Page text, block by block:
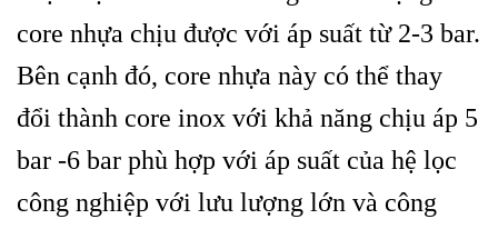
core nhựa chịu được với áp suất từ 2-3 bar.
Bên cạnh đó, core nhựa này có thể thay
đổi thành core inox với khả năng chịu áp 5
bar -6 bar phù hợp với áp suất của hệ lọc
công nghiệp với lưu lượng lớn và công